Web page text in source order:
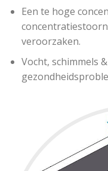
Een te hoge
veroorzaken.
Vocht, schimmels